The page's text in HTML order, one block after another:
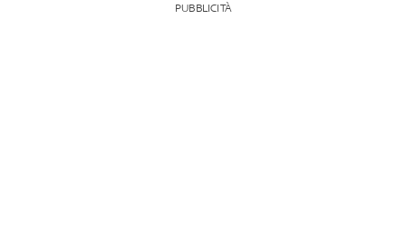
PUBBLICITÀ